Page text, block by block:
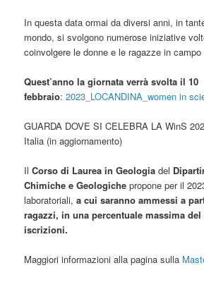
In questa data ormai da diversi anni, in
mondo, si svolgono numerose iniziative
coinvolgere le donne e le ragazze in
Quest’anno la giornata verrà svolta il 10
febbraio:2023_LOCANDINA_women in
GUARDA DOVE SI CELEBRA LA WinS
Italia (in aggiornamento)
IlCorso di Laurea in Geologia del
Chimiche e Geologiche propone per il
laboratoriali, a cui saranno ammessi a
ragazzi, in una percentuale massima del
iscrizioni.
Maggiori informazioni alla pagina sulla